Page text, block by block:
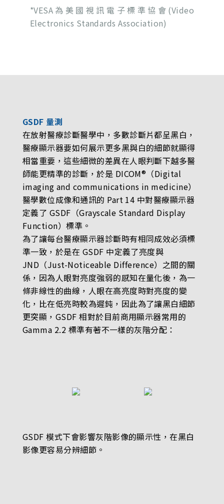
*VESA為美國視訊電子標準協會(Video
Electronics Standards Association)
GSDF 量測
在放射醫療診斷醫學中，多數診斷片都呈黑白，
醫療顯示器要如何展示更多黑與白的細節就顯得
相當重要，這些細微的差異在人眼判斷下越多醫
師能更精準的診斷，於是 DICOM®（Digital
imaging and communications in medicine）
醫學數位成像和通訊的 Part 14 中對醫療顯示器
定義了 GSDF（Grayscale Standard Display
Function）標準。
為了讓每台醫療顯示器診斷時有相同成效必須標
準一致，於是在 GSDF 中定義了亮度與
JND（Just-Noticeable Difference）之間的關
係，因為人眼對亮度強弱的感知在量化後，為一
條非線性的曲線，人眼在高亮度時對亮度的變
化，比在低亮時較為遲鈍，因此為了讓黑白細節
更突顯，GSDF 相對於目前商用顯示器常用的
Gamma 2.2 標準有著不一樣的灰階分配：
GSDF 模式下會影響灰階影像的顯示性，在黑白
影像更容易分辨細節。